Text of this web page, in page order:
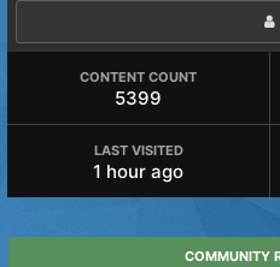
CONTENT COUNT
5399
LAST VISITED
1 hour ago
COMMUNITY